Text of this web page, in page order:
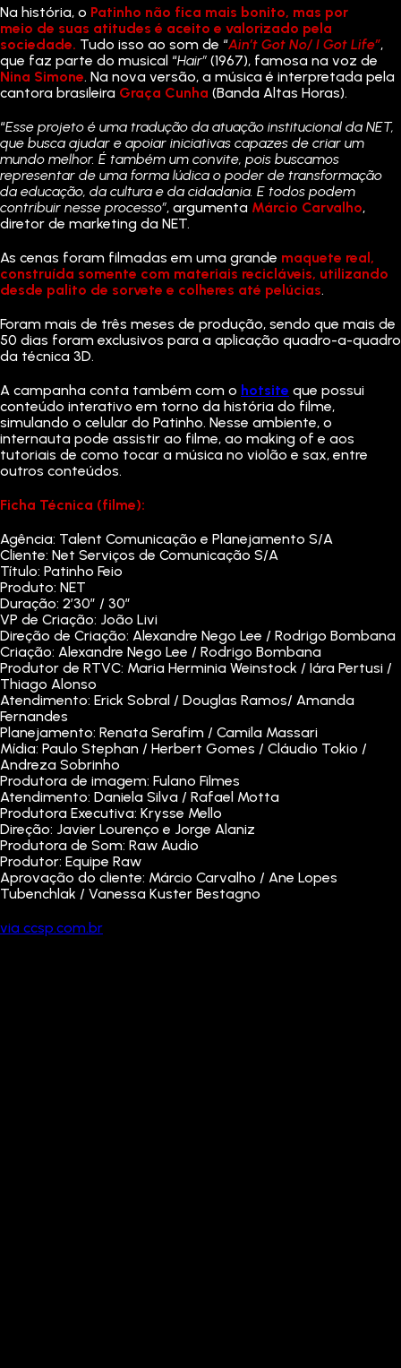
Na história, o Patinho não fica mais bonito, mas por
meio de suas atitudes é aceito e valorizado pela
sociedade. Tudo isso ao som de “Ain’t Got No/ I Got Life”,
que faz parte do musical “Hair” (1967), famosa na voz de
Nina Simone. Na nova versão, a música é interpretada pela
cantora brasileira Graça Cunha (Banda Altas Horas).
“Esse projeto é uma tradução da atuação institucional da NET,
que busca ajudar e apoiar iniciativas capazes de criar um
mundo melhor. É também um convite, pois buscamos
representar de uma forma lúdica o poder de transformação
da educação, da cultura e da cidadania. E todos podem
contribuir nesse processo”, argumenta Márcio Carvalho,
diretor de marketing da NET.
As cenas foram filmadas em uma grande maquete real,
construída somente com materiais recicláveis, utilizando
desde palito de sorvete e colheres até pelúcias.
Foram mais de três meses de produção, sendo que mais de
50 dias foram exclusivos para a aplicação quadro-a-quadro
da técnica 3D.
A campanha conta também com o hotsite que possui
conteúdo interativo em torno da história do filme,
simulando o celular do Patinho. Nesse ambiente, o
internauta pode assistir ao filme, ao making of e aos
tutoriais de como tocar a música no violão e sax, entre
outros conteúdos.
Ficha Técnica (filme):
Agência: Talent Comunicação e Planejamento S/A
Cliente: Net Serviços de Comunicação S/A
Título: Patinho Feio
Produto: NET
Duração: 2’30” / 30”
VP de Criação: João Livi
Direção de Criação: Alexandre Nego Lee / Rodrigo Bombana
Criação: Alexandre Nego Lee / Rodrigo Bombana
Produtor de RTVC: Maria Herminia Weinstock / Iára Pertusi /
Thiago Alonso
Atendimento: Erick Sobral / Douglas Ramos/ Amanda
Fernandes
Planejamento: Renata Serafim / Camila Massari
Mídia: Paulo Stephan / Herbert Gomes / Cláudio Tokio /
Andreza Sobrinho
Produtora de imagem: Fulano Filmes
Atendimento: Daniela Silva / Rafael Motta
Produtora Executiva: Krysse Mello
Direção: Javier Lourenço e Jorge Alaniz
Produtora de Som: Raw Audio
Produtor: Equipe Raw
Aprovação do cliente: Márcio Carvalho / Ane Lopes
Tubenchlak / Vanessa Kuster Bestagno
via ccsp.com.br